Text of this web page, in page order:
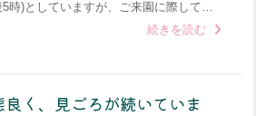
時)としていますが、ご来園に際して…
続きを読む
良く、見ごろが続いていま